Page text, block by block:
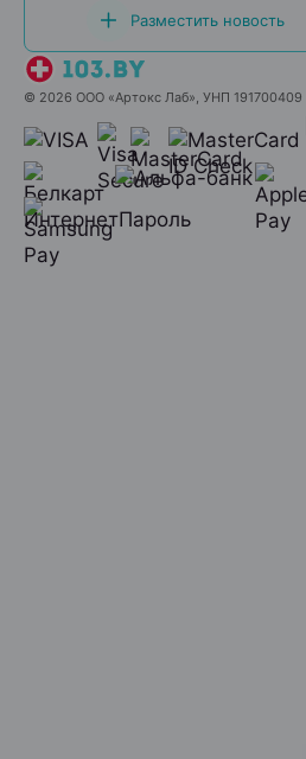
Разместить новость
© 2026 ООО «Артокс Лаб», УНП 191700409